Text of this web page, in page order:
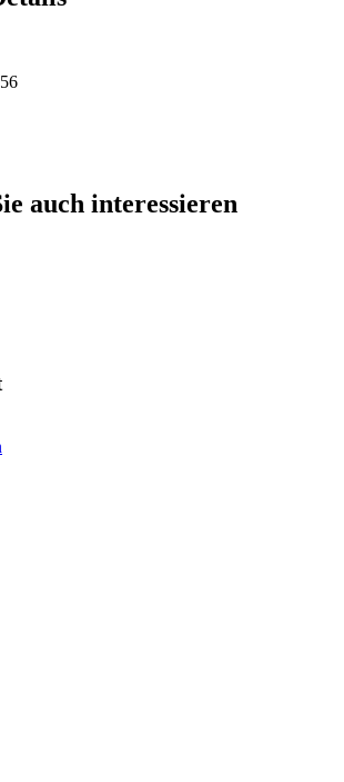
auch interessieren